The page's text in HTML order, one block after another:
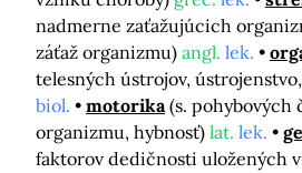
nadmerne zaťažujúcich
záťaž organizmu) angl. lek.
telesných ústrojov,
biol.
motorika (s. pohybových
organizmu, hybnosť) lat. lek.
faktorov dedičnosti uložených